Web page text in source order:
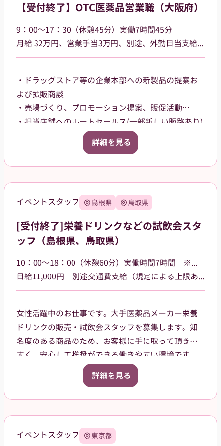
【受付終了】OTC医薬品営業職（大阪府）
9：00～17：30（休憩45分）実働7時間45分
⽉給 32万円、営業⼿当3万円、別途、外勤日当支給（2,500円～/日）
・ドラッグストア等の企業本部への新製品の提案お
よび拡販商談
・売場づくり、プロモーション提案、販促活動
・担当店舗へのルートセールス(⼀部新しい販路あり)
大阪府大阪市内を中⼼に担当していただきます。
詳細を見る
イベントスタッフ 島根県 鳥取県
[受付終了]栄養ドリンクなどの試飲会スタ
ッフ（島根県、鳥取県）
10：00～18：00（休憩60分）実働時間7時間 ※勤務場所によって多少時間が異なる場合があります
日給11,000円 別途交通費支給（規定による上限あり）
女性活躍中のお仕事です。大手医薬品メーカー栄養
ドリンクの販売・試飲会スタッフを募集します。知
名度のある商品のため、お客様に手に取って頂きや
すく、安心して推奨ができる働きやすい環境です。
島根県・鳥取県のドラッグストア・ホームセンタ
ー・GMSなどでご就業頂きます。スタッフ登録後
詳細を見る
イベントスタッフ 東京都